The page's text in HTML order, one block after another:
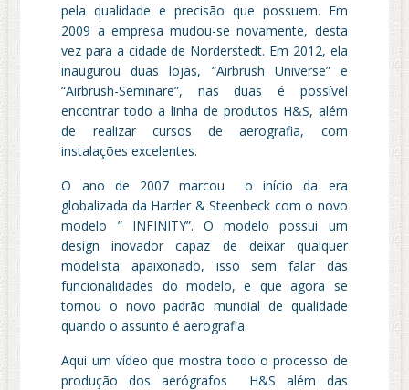
pela qualidade e precisão que possuem. Em
2009 a empresa mudou-se novamente, desta
vez para a cidade de Norderstedt. Em 2012, ela
inaugurou duas lojas, “Airbrush Universe” e
“Airbrush-Seminare”, nas duas é possível
encontrar todo a linha de produtos H&S, além
de realizar cursos de aerografia, com
instalações excelentes.
O ano de 2007 marcou o início da era
globalizada da Harder & Steenbeck com o novo
modelo ” INFINITY”. O modelo possui um
design inovador capaz de deixar qualquer
modelista apaixonado, isso sem falar das
funcionalidades do modelo, e que agora se
tornou o novo padrão mundial de qualidade
quando o assunto é aerografia.
Aqui um vídeo que mostra todo o processo de
produção dos aerógrafos H&S além das